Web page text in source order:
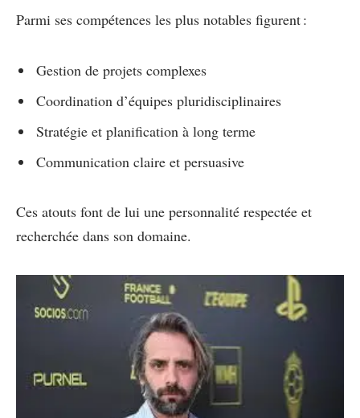
Parmi ses compétences les plus notables figurent :
Gestion de projets complexes
Coordination d’équipes pluridisciplinaires
Stratégie et planification à long terme
Communication claire et persuasive
Ces atouts font de lui une personnalité respectée et
recherchée dans son domaine.